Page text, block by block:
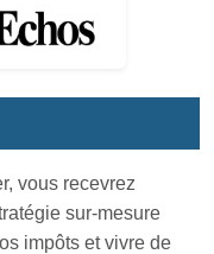
vous recevrez
sur-mesure
impôts et vivre de